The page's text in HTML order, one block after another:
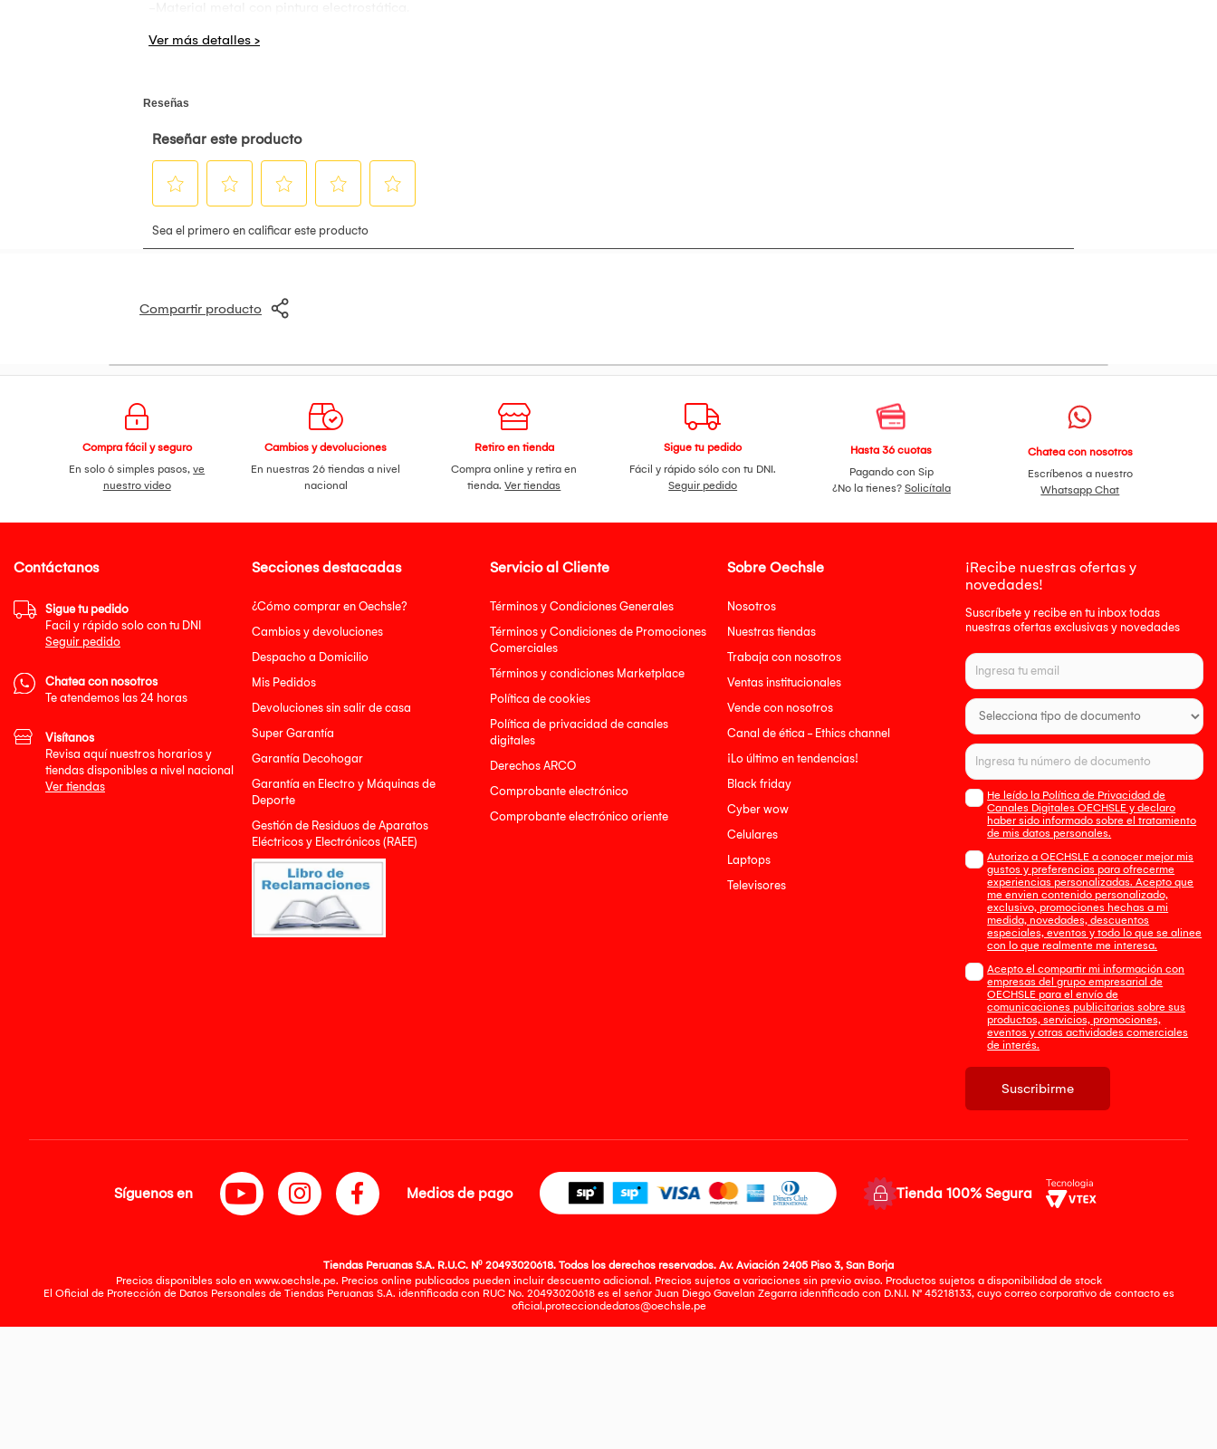
Compartir producto
Compra fácil y seguro
En solo 6 simples pasos,ve
nuestro video
Cambios y devoluciones
En nuestras 26 tiendas a nivel
nacional
Retiro en tienda
Compra online y retira en
tienda.Ver tiendas
Sigue tu pedido
Fácil y rápido sólo con tu DNI.
Seguir pedido
Hasta 36 cuotas
Pagando con Sip
¿No la tienes? Solicítala
Chatea con nosotros
Escríbenos a nuestro
Whatsapp Chat
Secciones destacadas
¿Cómo comprar en Oechsle?
Cambios y devoluciones
Despacho a Domicilio
Mis Pedidos
Devoluciones sin salir de casa
Super Garantía
Garantía Decohogar
Garantía en Electro y Máquinas de
Deporte
Gestión de Residuos de Aparatos
Eléctricos y Electrónicos (RAEE)
Servicio al Cliente
Términos y Condiciones Generales
Términos y Condiciones de Promociones
Comerciales
Términos y condiciones Marketplace
Política de cookies
Política de privacidad de canales
digitales
Derechos ARCO
Comprobante electrónico
Comprobante electrónico oriente
Sobre Oechsle
Nosotros
Nuestras tiendas
Trabaja con nosotros
Ventas institucionales
Vende con nosotros
Canal de ética - Ethics channel
¡Lo último en tendencias!
Black friday
Cyber wow
Celulares
Laptops
Televisores
¡Recibe nuestras ofertas y
novedades!
Suscríbete y recibe en tu inbox todas
nuestras ofertas exclusivas y novedades
He leído la Política de Privacidad de
Canales Digitales OECHSLE y declaro
haber sido informado sobre el tratamiento
de mis datos personales.
Autorizo a OECHSLE a conocer mejor mis
gustos y preferencias para ofrecerme
experiencias personalizadas. Acepto que
me envien contenido personalizado,
exclusivo, promociones hechas a mi
medida, novedades, descuentos
especiales, eventos y todo lo que se alinee
con lo que realmente me interesa.
Acepto el compartir mi información con
empresas del grupo empresarial de
OECHSLE para el envío de
comunicaciones publicitarias sobre sus
productos, servicios, promociones,
eventos y otras actividades comerciales
de interés.
Suscribirme
Contáctanos
Sigue tu pedido
Facil y rápido solo con tu DNI
Seguir pedido
Chatea con nosotros
Te atendemos las 24 horas
Visítanos
Revisa aquí nuestros horarios y
tiendas disponibles a nivel nacional
Ver tiendas
Síguenos en Medios de pago Tienda 100% Segura
Tiendas Peruanas S.A. R.U.C. Nº 20493020618. Todos los derechos reservados. Av. Aviación 2405 Piso 3, San Borja
Precios disponibles solo en www.oechsle.pe. Precios online publicados pueden incluir descuento adicional. Precios sujetos a variaciones sin previo aviso. Productos sujetos a disponibilidad de stock
El Oficial de Protección de Datos Personales de Tiendas Peruanas S.A. identificada con RUC No. 20493020618 es el señor Juan Diego Gavelan Zegarra identificado con D.N.I. N° 45218133, cuyo correo corporativo de contacto es
oficial.protecciondedatos@oechsle.pe